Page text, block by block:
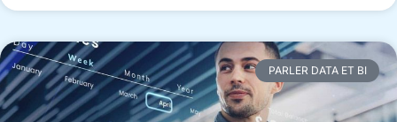
PARLER DATA ET BI